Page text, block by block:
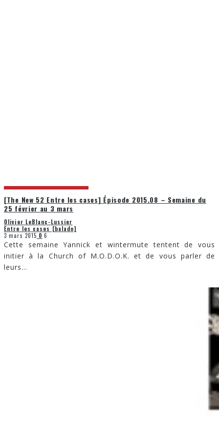
[The New 52 Entre les cases] Épisode 2015.08 – Semaine du
25 février au 3 mars
Olivier LeBlanc-Lussier
Entre les cases [balado]
3 mars 2015 0 6
Cette semaine Yannick et wintermute tentent de vous
initier à la Church of M.O.D.O.K. et de vous parler de
leurs...